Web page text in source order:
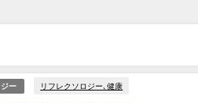
ジー リフレクソロジー､健康